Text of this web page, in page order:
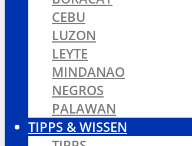
CEBU
LUZON
LEYTE
MINDANAO
NEGROS
PALAWAN
TIPPS & WISSEN